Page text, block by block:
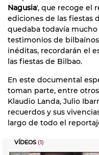
Nagusia', que recoge el
ediciones de las fiestas
quedaba todavía
testimonios de
inéditas, recordarán el
las fiestas de Bilbao.
En este documental
toman parte, entre
Klaudio Landa, Julio
recuerdos y sus
largo de todo el
VÍDEOS (1)